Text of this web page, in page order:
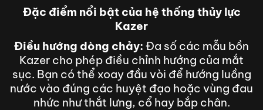
Đặc điểm nổi bật của hệ thống thủy lực
Kazer
Điều hướng dòng chảy: Đa số các mẫu bồn
Kazer cho phép điều chỉnh hướng của mắt
sục. Bạn có thể xoay đầu vòi để hướng luồng
nước vào đúng các huyệt đạo hoặc vùng đau
nhức như thắt lưng, cổ hay bắp chân.